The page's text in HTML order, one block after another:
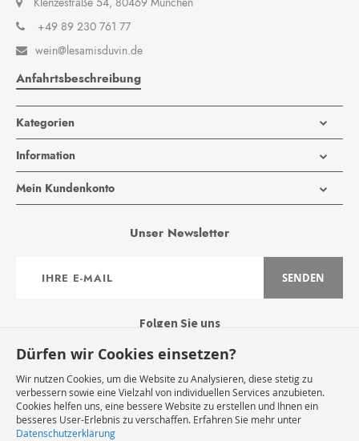
+49 89 230 761 77
 wein@lesamisduvin.de
Anfahrtsbeschreibung
Kategorien
Information
Mein Kundenkonto
Unser Newsletter
zum
SENDEN
Folgen Sie uns
Widerruf Starten
Dürfen wir Cookies einsetzen?
Wir nutzen Cookies, um die Website zu Analysieren, diese stetig zu
verbessern sowie eine Vielzahl von individuellen Services anzubieten.
Cookies helfen uns, eine bessere Website zu erstellen und Ihnen ein
besseres User-Erlebnis zu verschaffen. Erfahren Sie mehr unter
Datenschutzerklärung